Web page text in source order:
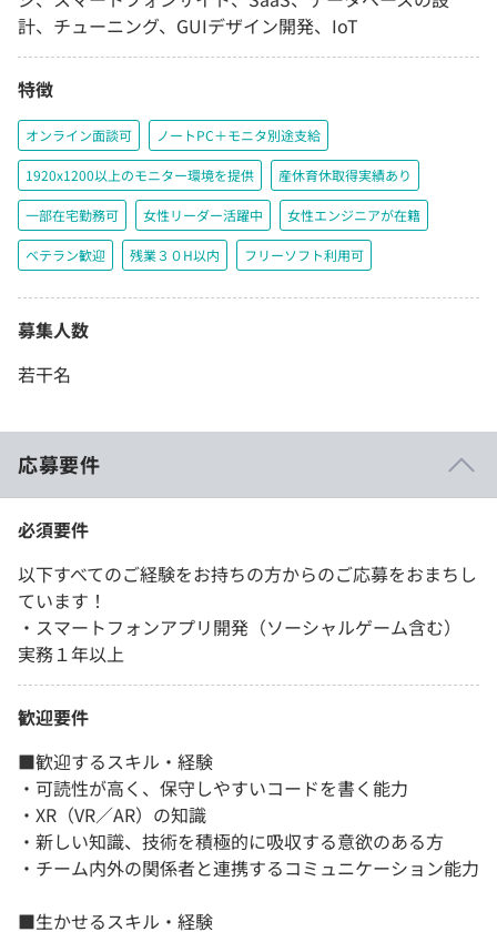
計、チューニング、GUIデザイン開発、IoT
特徴
オンライン面談可 ノートPC＋モニタ別途支給
1920x1200以上のモニター環境を提供 産休育休取得実績あり
一部在宅勤務可 女性リーダー活躍中 女性エンジニアが在籍
ベテラン歓迎 残業３０H以内 フリーソフト利用可
募集人数
若干名
応募要件
必須要件
以下すべてのご経験をお持ちの方からのご応募をおまちし
ています！
・スマートフォンアプリ開発（ソーシャルゲーム含む）
実務１年以上
歓迎要件
■歓迎するスキル・経験
・可読性が高く、保守しやすいコードを書く能力​
・XR（VR／AR）の知識
・新しい知識、技術を積極的に吸収する意欲のある方
・チーム内外の関係者と連携するコミュニケーション能力
■生かせるスキル・経験